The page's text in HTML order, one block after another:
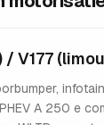
/ V177
A 250 e